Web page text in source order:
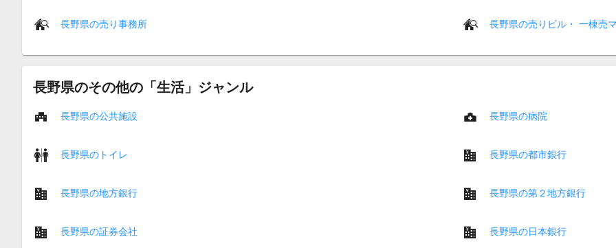
長野県の売り事務所 長野県の売りビル・ 一棟売
長野県のその他の「生活」ジャンル
長野県の公共施設 長野県の病院
長野県のトイレ 長野県の都市銀行
長野県の地方銀行 長野県の第２地方銀行
長野県の証券会社 長野県の日本銀行